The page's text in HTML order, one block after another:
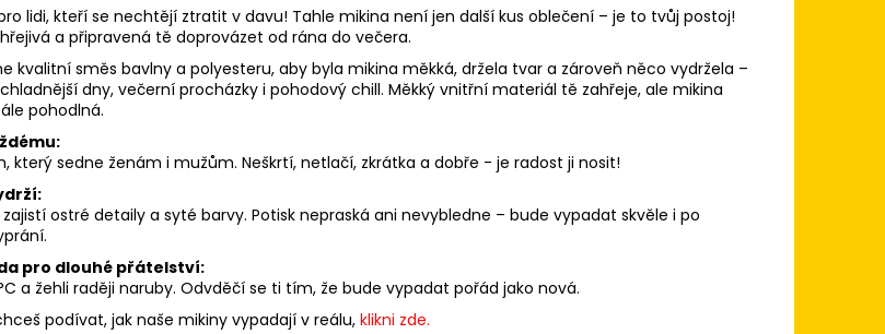
lidi, kteří se nechtějí ztratit v davu! Tahle mikina není jen další kus oblečení – je to tvůj postoj!
a připravená tě doprovázet od rána do večera.
kvalitní směs bavlny a polyesteru, aby byla mikina měkká, držela tvar a zároveň něco vydržela –
dny, večerní procházky i pohodový chill. Měkký vnitřní materiál tě zahřeje, ale mikina
pohodlná.
který sedne ženám i mužům. Neškrtí, netlačí, zkrátka a dobře - je radost ji nosit!
zajistí ostré detaily a syté barvy. Potisk nepraská ani nevybledne – bude vypadat skvěle i po
pro dlouhé přátelství:
a žehli raději naruby. Odvděčí se ti tím, že bude vypadat pořád jako nová.
podívat, jak naše mikiny vypadají v reálu, klikni zde.